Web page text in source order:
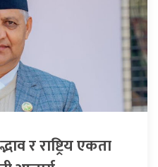
र राष्ट्रिय एकता